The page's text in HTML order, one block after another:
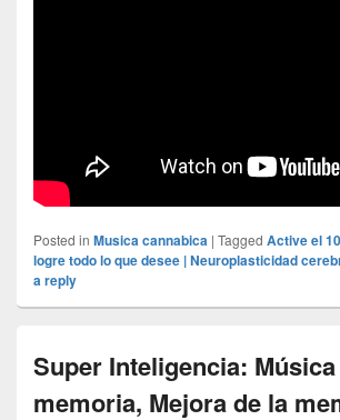
Posted in Musica cannabica | Tagged Active el
logre todo lo que desee | Neuroplasticidad
a reply
Super Inteligencia:
memoria, Mejora de la